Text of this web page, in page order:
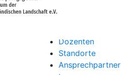
Dozenten
Standorte
Ansprechpartner